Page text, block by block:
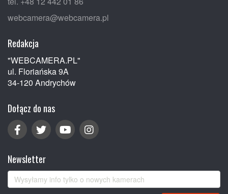
webcamera@webcamera.pl
Redakcja
"WEBCAMERA.PL"
ul. Floriańska 9A
34-120 Andrychów
Dołącz do nas
Newsletter